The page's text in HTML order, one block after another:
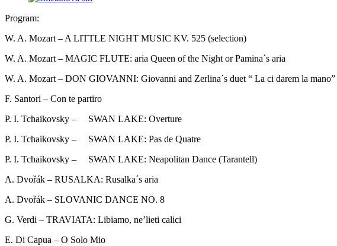
Program:
W. A. Mozart – A LITTLE NIGHT MUSIC KV. 525 (selection)
W. A. Mozart – MAGIC FLUTE: aria Queen of the Night or Pamina´s aria
W. A. Mozart – DON GIOVANNI: Giovanni and Zerlina´s duet “ La ci darem la mano”
F. Santori – Con te partiro
P. I. Tchaikovsky –
SWAN LAKE: Overture
P. I. Tchaikovsky – SWAN LAKE: Pas de Quatre
P. I. Tchaikovsky – SWAN LAKE: Neapolitan Dance (Tarantell)
A. Dvořák – RUSALKA: Rusalka´s aria
A. Dvořák – SLOVANIC DANCE NO. 8
G. Verdi – TRAVIATA: Libiamo, ne’lieti calici
E. Di Capua – O Solo Mio